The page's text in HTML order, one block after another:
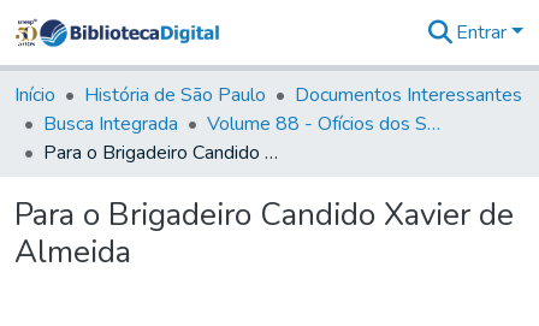
&
Coleções
Tudo na
Biblioteca
Estatísticas
Entrar
Início História de São Paulo
Documentos Interessantes
Busca Integrada
Volume 88 - Ofícios dos Senhores Governadores Interinos da Capitania de São Paulo (1817- 1819)
Para o Brigadeiro Candido Xavier de Almeida
Para o Brigadeiro Candido Xavier de
Almeida